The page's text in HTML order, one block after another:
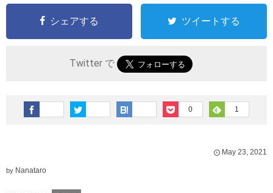
シェアする ツイートする
Twitter で
0 1
May 23, 2021
by Nanataro